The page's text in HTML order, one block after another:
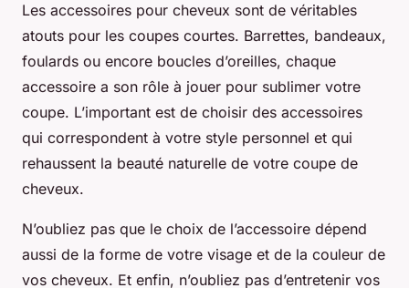
Les accessoires pour cheveux sont de véritables
atouts pour les coupes courtes. Barrettes, bandeaux,
foulards ou encore boucles d’oreilles, chaque
accessoire a son rôle à jouer pour sublimer votre
coupe. L’important est de choisir des accessoires
qui correspondent à votre style personnel et qui
rehaussent la beauté naturelle de votre coupe de
cheveux.
N’oubliez pas que le choix de l’accessoire dépend
aussi de la forme de votre visage et de la couleur de
vos cheveux. Et enfin, n’oubliez pas d’entretenir vos